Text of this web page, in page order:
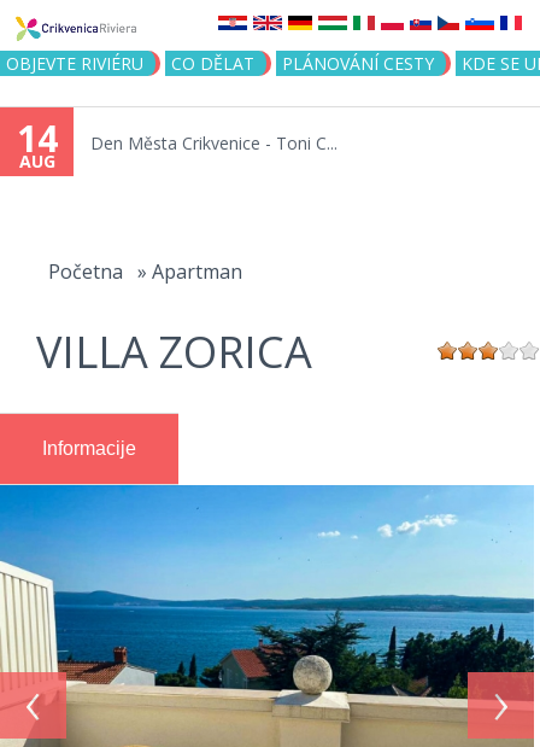
Jump to navigation
OBJEVTE RIVIÉRU CO DĚLAT PLÁNOVÁNÍ CESTY KDE SE
14
AUG
Den Města Crikvenice - Toni C...
Početna » Apartman
VILLA ZORICA
Informacije
‹ ›